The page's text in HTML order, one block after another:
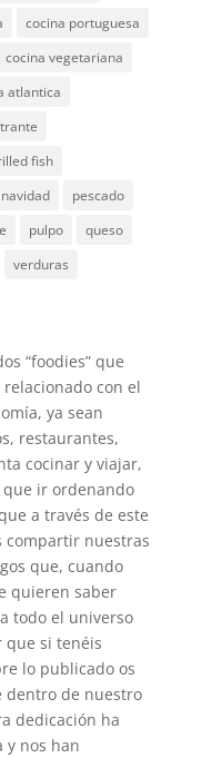
cocina portuguesa
cocina vegetariana
atlantica
fish
navidad
pescado
pulpo
queso
verduras
“foodies” que
con el
ya sean
restaurantes,
cocinar y viajar,
ir ordenando
a través de este
compartir nuestras
que, cuando
quieren saber
todo el universo
que si tenéis
lo publicado os
dentro de nuestro
dedicación ha
y nos han